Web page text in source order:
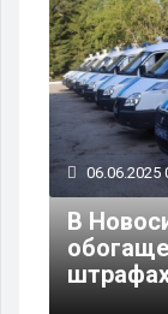
06.06.2025
В